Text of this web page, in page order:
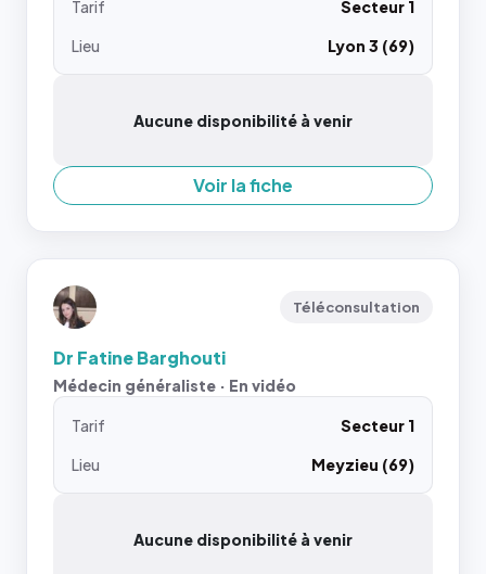
Tarif
Secteur 1
Lieu
Lyon 3 (69)
Aucune disponibilité à venir
Voir la fiche
Téléconsultation
Dr Fatine Barghouti
Médecin généraliste · En vidéo
Tarif
Secteur 1
Lieu
Meyzieu (69)
Aucune disponibilité à venir